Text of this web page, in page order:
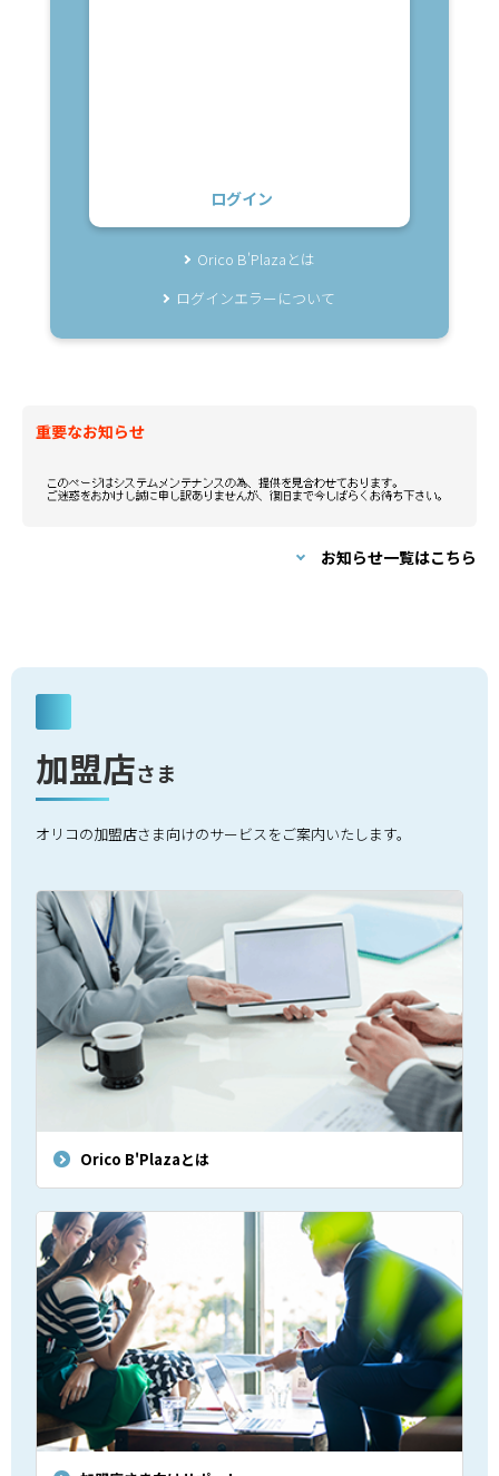
ログイン
Orico B'Plazaとは
ログインエラーについて
重要なお知らせ
お知らせ一覧はこちら
加盟店さま
オリコの加盟店さま向けのサービスをご案内いたします。
Orico B'Plazaとは